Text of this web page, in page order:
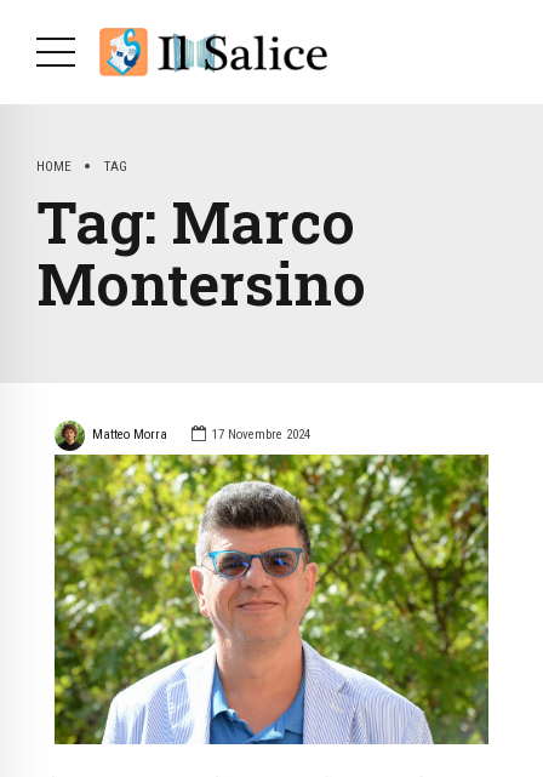
HOME TAG
Tag: Marco
Montersino
Matteo Morra 17 Novembre 2024